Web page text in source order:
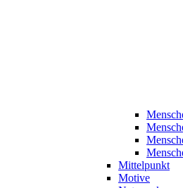
Mittelpunkt
Motive